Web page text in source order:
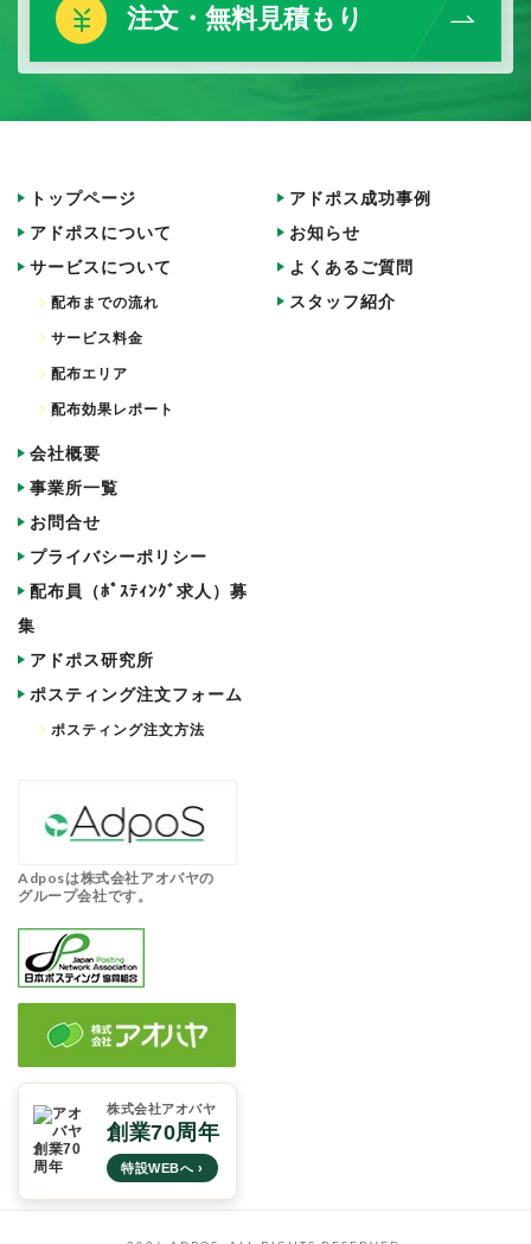
注文・無料見積もり
トップページ
アドポスについて
サービスについて
配布までの流れ
サービス料金
配布エリア
配布効果レポート
アドポス成功事例
お知らせ
よくあるご質問
スタッフ紹介
会社概要
事業所一覧
お問合せ
プライバシーポリシー
配布員（ﾎﾟｽﾃｨﾝｸﾞ求人）募
集
アドポス研究所
ポスティング注文フォーム
ポスティング注文方法
Adposは株式会社アオバヤの
グループ会社です。
株式会社アオバヤ
創業70周年
特設WEBへ ›